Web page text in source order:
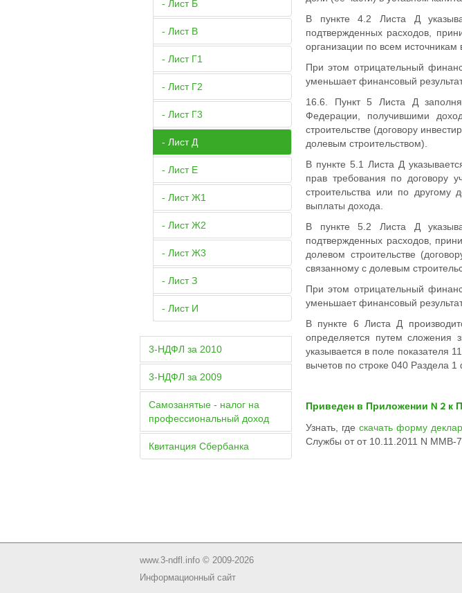
- Лист Б
- Лист В
- Лист Г1
- Лист Г2
- Лист Г3
- Лист Д
- Лист Е
- Лист Ж1
- Лист Ж2
- Лист Ж3
- Лист З
- Лист И
3-НДФЛ за 2010
3-НДФЛ за 2009
Самозанятые - налог на
профессиональный доход
Квитанция Сбербанка
В пункте 4.2 Листа Д
подтвержденных расходов,
организации по всем источникам
При этом отрицательный
уменьшает финансовый
16.6. Пункт 5 Листа Д
Федерации, получившими
строительстве (договору
долевым строительством).
В пункте 5.1 Листа Д
прав требования по договору
строительства или по другому
выплаты дохода.
В пункте 5.2 Листа Д
подтвержденных расходов,
долевом строительстве
связанному с долевым
При этом отрицательный
уменьшает финансовый
В пункте 6 Листа Д
определяется путем сложения
указывается в поле показателя
вычетов по строке 040 Раздела
Приведен в Приложении N 2
Узнать, где скачать форму
Службы от от 10.11.2011 N ММВ-
www.3-ndfl.info © 2009-2026
Информационный сайт